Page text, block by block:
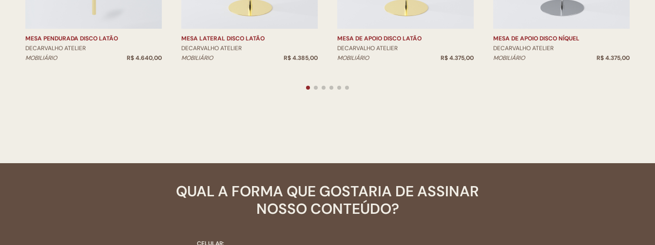
MESA PENDURADA DISCO LATÃO
DECARVALHO ATELIER
MOBILIÁRIO
R$ 4.640,00
MESA LATERAL DISCO LATÃO
DECARVALHO ATELIER
MOBILIÁRIO
R$ 4.385,00
MESA DE APOIO DISCO LATÃO
DECARVALHO ATELIER
MOBILIÁRIO
R$ 4.375,00
MESA DE APOIO DISCO NÍQUEL
DECARVALHO ATELIER
MOBILIÁRIO
R$ 4.375,00
QUAL A FORMA QUE GOSTARIA DE ASSINAR
NOSSO CONTEÚDO?